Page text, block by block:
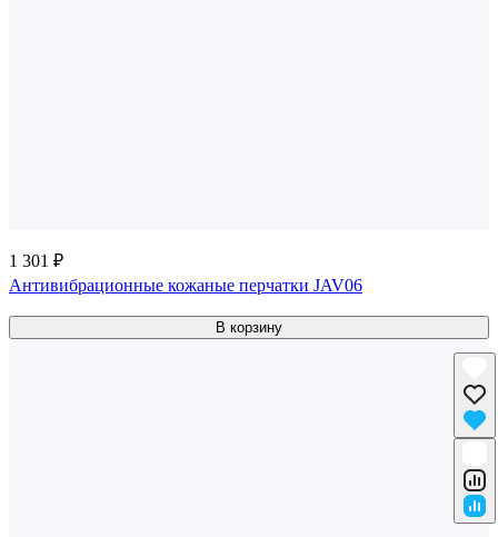
1 301 ₽
Антивибрационные кожаные перчатки JAV06
В корзину